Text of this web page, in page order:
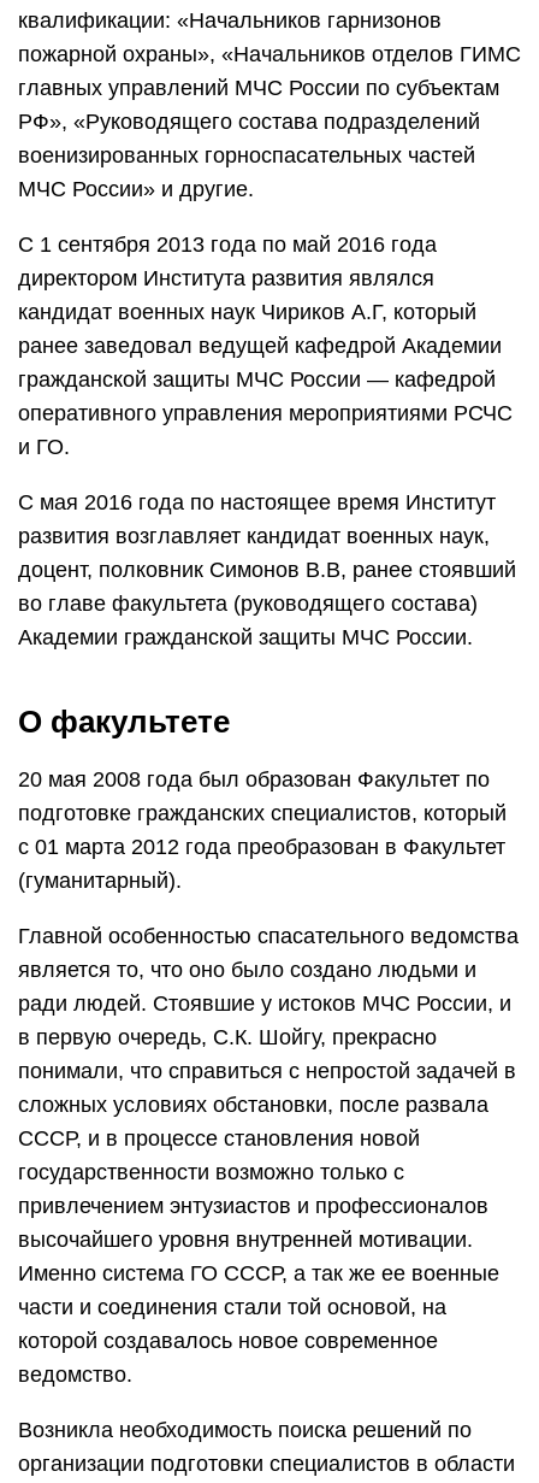
квалификации: «Начальников гарнизонов
пожарной охраны», «Начальников отделов ГИМС
главных управлений МЧС России по субъектам
РФ», «Руководящего состава подразделений
военизированных горноспасательных частей
МЧС России» и другие.
С 1 сентября 2013 года по май 2016 года
директором Института развития являлся
кандидат военных наук Чириков А.Г, который
ранее заведовал ведущей кафедрой Академии
гражданской защиты МЧС России — кафедрой
оперативного управления мероприятиями РСЧС
и ГО.
С мая 2016 года по настоящее время Институт
развития возглавляет кандидат военных наук,
доцент, полковник Симонов В.В, ранее стоявший
во главе факультета (руководящего состава)
Академии гражданской защиты МЧС России.
О факультете
20 мая 2008 года был образован Факультет по
подготовке гражданских специалистов, который
с 01 марта 2012 года преобразован в Факультет
(гуманитарный).
Главной особенностью спасательного ведомства
является то, что оно было создано людьми и
ради людей. Стоявшие у истоков МЧС России, и
в первую очередь, С.К. Шойгу, прекрасно
понимали, что справиться с непростой задачей в
сложных условиях обстановки, после развала
СССР, и в процессе становления новой
государственности возможно только с
привлечением энтузиастов и профессионалов
высочайшего уровня внутренней мотивации.
Именно система ГО СССР, а так же ее военные
части и соединения стали той основой, на
которой создавалось новое современное
ведомство.
Возникла необходимость поиска решений по
организации подготовки специалистов в области